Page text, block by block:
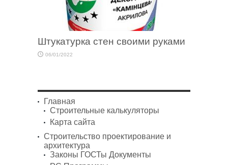
Штукатурка стен своими руками
06/01/2022
Главная
Строительные калькуляторы
Карта сайта
Строительство проектирование и
архитектура
Законы ГОСТы Документы